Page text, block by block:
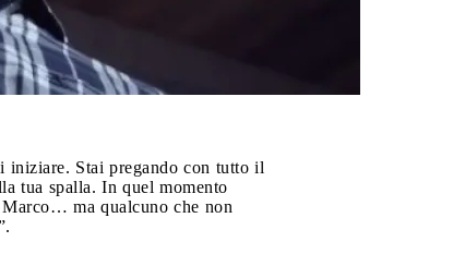
iniziare. Stai pregando con tutto il
tua spalla. In quel momento
ma qualcuno che non